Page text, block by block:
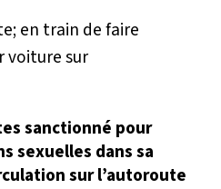
sanctionné pour
sexuelles dans sa
sur l’autoroute